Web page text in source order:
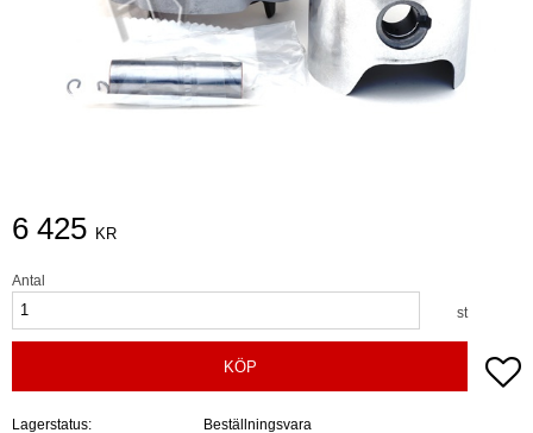
6 425 KR
Antal
st
KÖP
Lagerstatus
Beställningsvara